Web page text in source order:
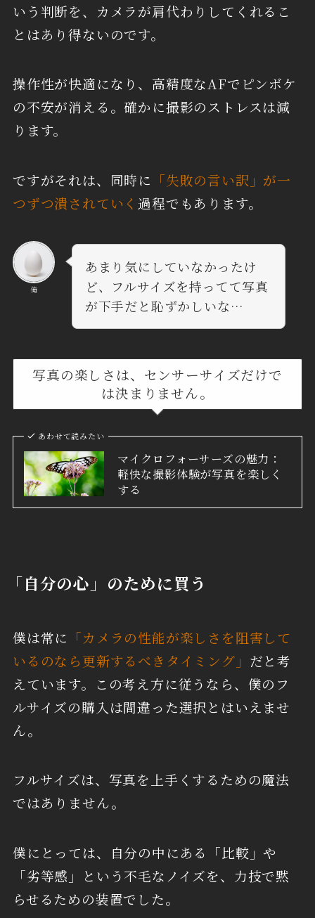
いう判断を、カメラが肩代わりしてくれるこ
とはあり得ないのです。
操作性が快適になり、高精度なAFでピンボケ
の不安が消える。確かに撮影のストレスは減
ります。
ですがそれは、同時に 「失敗の言い訳」が一
つずつ潰されていく過程でもあります。
俺
あまり気にしていなかったけ
ど、フルサイズを持ってて写真
が下手だと恥ずかしいな…
写真の楽しさは、センサーサイズだけで
は決まりません。
あわせて読みたい
マイクロフォーサーズの魅力：
軽快な撮影体験が写真を楽しく
する
「自分の心」のために買う
僕は常に 「カメラの性能が楽しさを阻害して
いるのなら更新するべきタイミング」 だと考
えています。この考え方に従うなら、僕のフ
ルサイズの購入は間違った選択とはいえませ
ん。
フルサイズは、写真を上手くするための魔法
ではありません。
僕にとっては、自分の中にある「比較」や
「劣等感」という不毛なノイズを、力技で黙
らせるための装置でした。